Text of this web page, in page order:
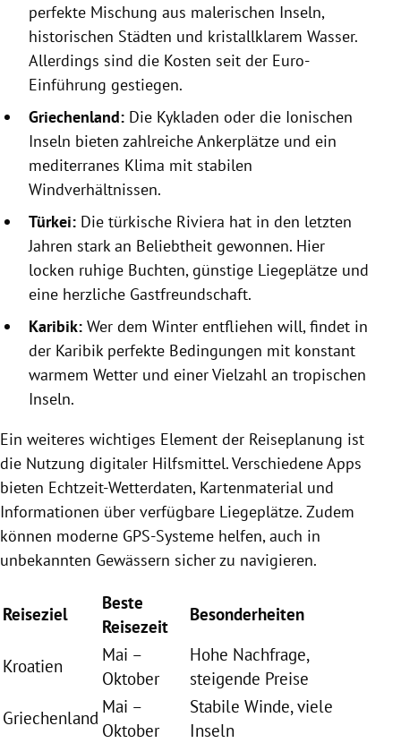
perfekte Mischung aus malerischen Inseln,
historischen Städten und kristallklarem Wasser.
Allerdings sind die Kosten seit der Euro-
Einführung gestiegen.
Griechenland: Die Kykladen oder die Ionischen
Inseln bieten zahlreiche Ankerplätze und ein
mediterranes Klima mit stabilen
Windverhältnissen.
Türkei: Die türkische Riviera hat in den letzten
Jahren stark an Beliebtheit gewonnen. Hier
locken ruhige Buchten, günstige Liegeplätze und
eine herzliche Gastfreundschaft.
Karibik: Wer dem Winter entfliehen will, findet in
der Karibik perfekte Bedingungen mit konstant
warmem Wetter und einer Vielzahl an tropischen
Inseln.
Ein weiteres wichtiges Element der Reiseplanung ist
die Nutzung digitaler Hilfsmittel. Verschiedene Apps
bieten Echtzeit-Wetterdaten, Kartenmaterial und
Informationen über verfügbare Liegeplätze. Zudem
können moderne GPS-Systeme helfen, auch in
unbekannten Gewässern sicher zu navigieren.
Reiseziel
Beste
Reisezeit
Besonderheiten
Kroatien
Mai –
Oktober
Hohe Nachfrage,
steigende Preise
Griechenland
Mai –
Oktober
Stabile Winde, viele
Inseln